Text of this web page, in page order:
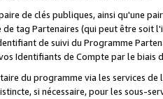
de clés publiques, ainsi qu'une
de tag Partenaires (qui peut être soit
de suivi du Programme
Identifiants de Compte par le biais
du programme via les services
si nécessaire, pour les sous-